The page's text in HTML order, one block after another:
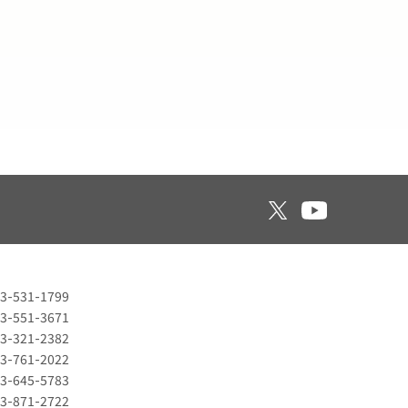
531-1799
551-3671
321-2382
761-2022
645-5783
871-2722